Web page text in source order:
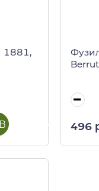
1881,
корзину 496